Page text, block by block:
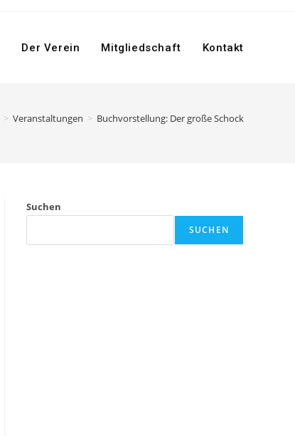
Der Verein Mitgliedschaft Kontakt
> Veranstaltungen > Buchvorstellung: Der große Schock
Suchen
SUCHEN